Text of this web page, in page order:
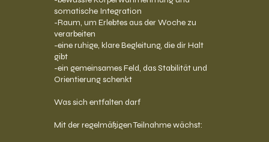
somatische Integration
-Raum, um Erlebtes aus der Woche zu
verarbeiten
-eine ruhige, klare Begleitung, die dir Halt
gibt
-ein gemeinsames Feld, das Stabilität und
Orientierung schenkt
Was sich entfalten darf
Mit der regelmäßigen Teilnahme wächst: